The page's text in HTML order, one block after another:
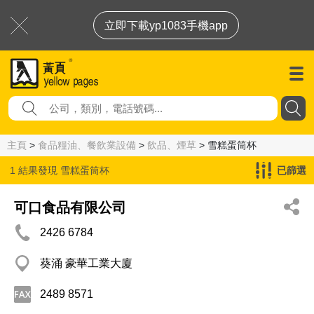
立即下載yp1083手機app
主頁 > 食品糧油、餐飲業設備 > 飲品、煙草 > 雪糕蛋筒杯
1 結果發現 雪糕蛋筒杯 已篩選
可口食品有限公司
2426 6784
葵涌 豪華工業大廈
2489 8571